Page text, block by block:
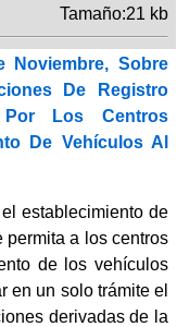
Tamaño:21 kb
Noviembre, Sobre
De Registro
Por Los Centros
De Vehículos Al
establecimiento de
permita a los centros
de los vehículos
en un solo trámite el
derivadas de la